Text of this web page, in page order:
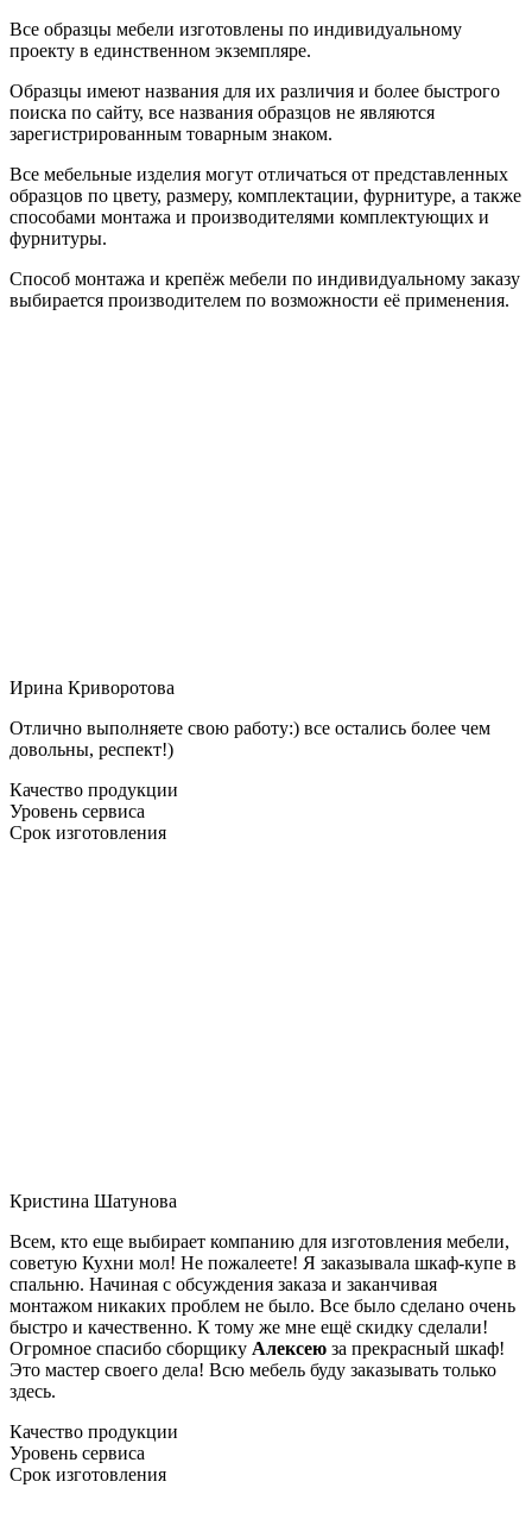
Все образцы мебели изготовлены по индивидуальному
проекту в единственном экземпляре.
Образцы имеют названия для их различия и более быстрого
поиска по сайту, все названия образцов не являются
зарегистрированным товарным знаком.
Все мебельные изделия могут отличаться от представленных
образцов по цвету, размеру, комплектации, фурнитуре, а также
способами монтажа и производителями комплектующих и
фурнитуры.
Способ монтажа и крепёж мебели по индивидуальному заказу
выбирается производителем по возможности её применения.
Ирина Криворотова
Отлично выполняете свою работу:) все остались более чем
довольны, респект!)
Качество продукции
Уровень сервиса
Срок изготовления
Кристина Шатунова
Всем, кто еще выбирает компанию для изготовления мебели,
советую Кухни мол! Не пожалеете! Я заказывала шкаф-купе в
спальню. Начиная с обсуждения заказа и заканчивая
монтажом никаких проблем не было. Все было сделано очень
быстро и качественно. К тому же мне ещё скидку сделали!
Огромное спасибо сборщику Алексею за прекрасный шкаф!
Это мастер своего дела! Всю мебель буду заказывать только
здесь.
Качество продукции
Уровень сервиса
Срок изготовления